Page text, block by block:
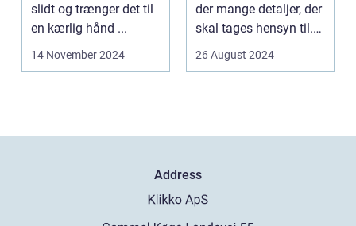
slidt og trænger det til
en kærlig hånd ...
14 November 2024
der mange detaljer, der
skal tages hensyn til.
26 August 2024
Address